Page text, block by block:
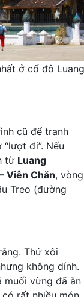
ở cố đô
cũ để tranh
đi”. Nếu
từ Luang
Viên Chăn, vòng
Treo (đường
Thứ xôi
không dính.
muối vừng đã ăn